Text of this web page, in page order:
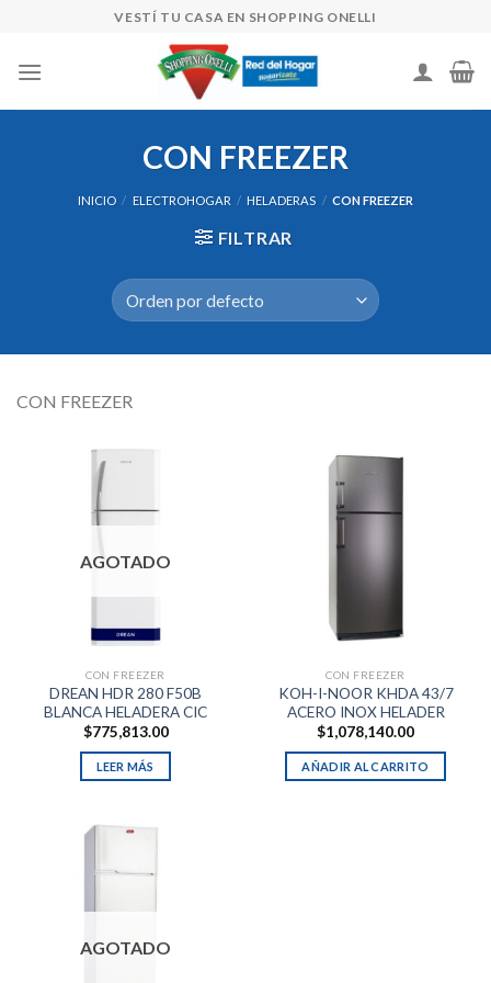
content
VESTÍ TU CASA EN SHOPPING ONELLI
CON FREEZER
INICIO / ELECTROHOGAR / HELADERAS / CON FREEZER
FILTRAR
CON FREEZER
AGOTADO
CON FREEZER
DREAN HDR 280 F50B
BLANCA HELADERA CIC
$775,813.00
LEER MÁS
CON FREEZER
KOH-I-NOOR KHDA 43/7
ACERO INOX HELADER
$1,078,140.00
AÑADIR AL CARRITO
AGOTADO